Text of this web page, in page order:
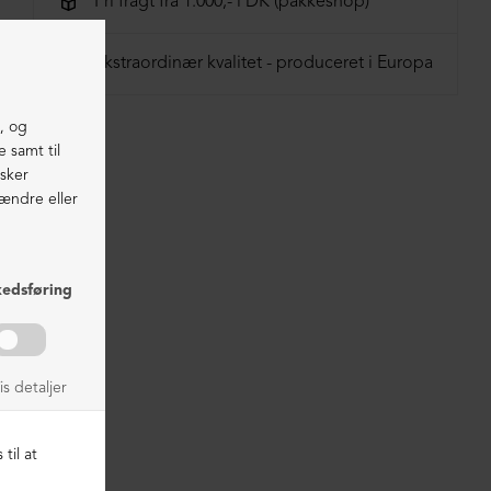
41 = 27,2 cm
Ekstraordinær kvalitet - produceret i Europa